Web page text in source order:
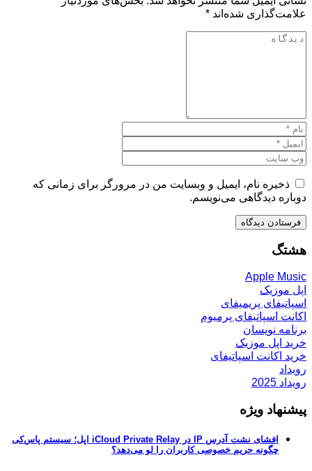
علامت‌گذاری شده‌اند *
ذخیره نام، ایمیل و وبسایت من در مرورگر برای زمانی که
دوباره دیدگاهی می‌نویسم.
هشتگ
Apple Music
اپل موزیک
اسپاتیفای پریمیفای
اکانت اسپاتیفای پرمیوم
برنامه نویسان
خرید اپل موزیک
خرید اکانت اسپاتیفای
رویداد
رویداد 2025
پیشنهاد ویژه
افشای نشت آدرس IP در iCloud Private Relay اپل؛ سیستم پاس‌کی
چگونه حریم خصوصی کاربران را لو می‌دهد؟